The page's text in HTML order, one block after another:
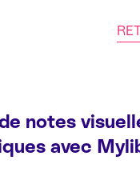
notes
avec